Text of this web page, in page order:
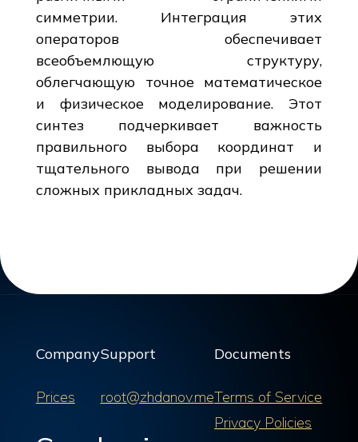
симметрии. Интеграция этих
операторов обеспечивает
всеобъемлющую структуру,
облегчающую точное математическое
и физическое моделирование. Этот
синтез подчеркивает важность
правильного выбора координат и
тщательного вывода при решении
сложных прикладных задач.
Company
Prices
Support
root@zhdanov.me
Documents
Terms of Service
Privacy Policies